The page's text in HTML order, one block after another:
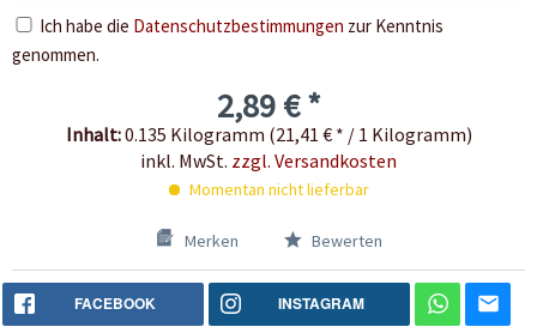
Ich habe die Datenschutzbestimmungen zur Kenntnis
genommen.
2,89 € *
Inhalt:0.135 Kilogramm (21,41 € * / 1 Kilogramm)
inkl. MwSt. zzgl. Versandkosten
Momentan nicht lieferbar
Merken Bewerten
FACEBOOK INSTAGRAM